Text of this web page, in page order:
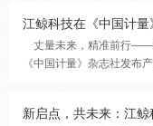
丈量未来，精准前行——
《中国计量》杂志社发布
新启点，共未来：江